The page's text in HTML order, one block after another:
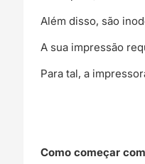
Além disso, são
A sua impressão
Para tal, a
Como começar